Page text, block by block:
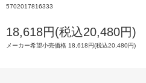
5702017816333
18,618円(税込20,480円)
メーカー希望小売価格 18,618円(税込20,480円)